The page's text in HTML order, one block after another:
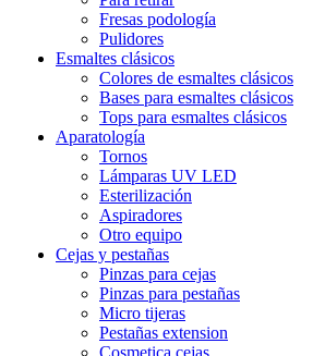
Fresas podología
Pulidores
Esmaltes clásicos
Colores de esmaltes clásicos
Bases para esmaltes clásicos
Tops para esmaltes clásicos
Aparatología
Tornos
Lámparas UV LED
Esterilización
Aspiradores
Otro equipo
Cejas y pestañas
Pinzas para cejas
Pinzas para pestañas
Micro tijeras
Pestañas extension